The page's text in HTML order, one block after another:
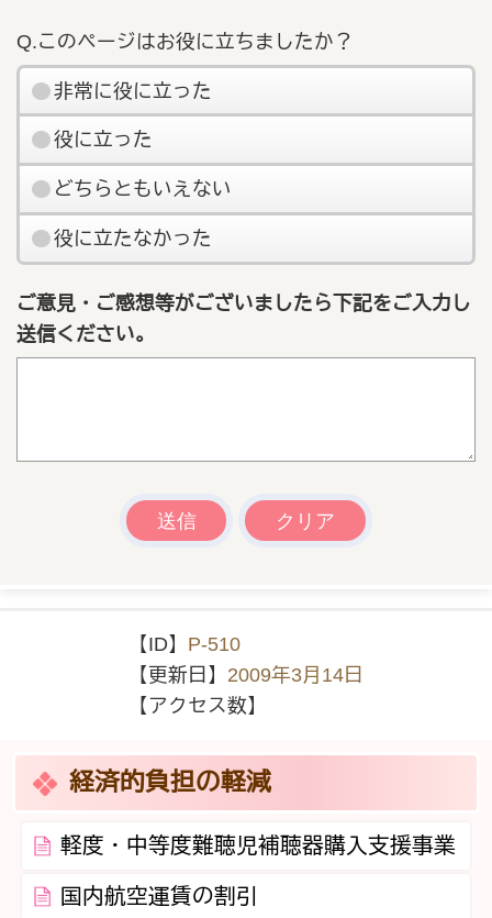
Q.このページはお役に立ちましたか？
非常に役に立った
役に立った
どちらともいえない
役に立たなかった
ご意見・ご感想等がございましたら下記をご入力し
送信ください。
【ID】 P-510
【更新日】 2009年3月14日
【アクセス数】
経済的負担の軽減
軽度・中等度難聴児補聴器購入支援事業
国内航空運賃の割引